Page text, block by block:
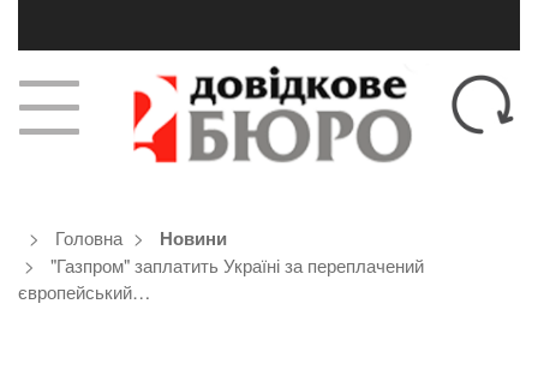
Головна
Новини
"Газпром" заплатить Україні за переплачений
європейський…